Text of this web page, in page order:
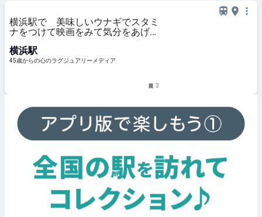
横浜駅で 美味しいウナギでスタミ
ナをつけて映画をみて気分をあげ
横浜駅
45歳からの心のラグジュアリーメディア
3